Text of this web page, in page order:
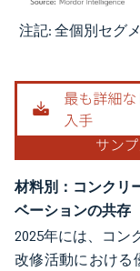
画像 © Mordor
注記: 全個別セグ
材料別：コンクリ
ベーションの共存
2025年には、コン
改修活動における